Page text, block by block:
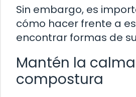
Sin embargo, es
cómo hacer frente a
encontrar formas de
Mantén la
compostura